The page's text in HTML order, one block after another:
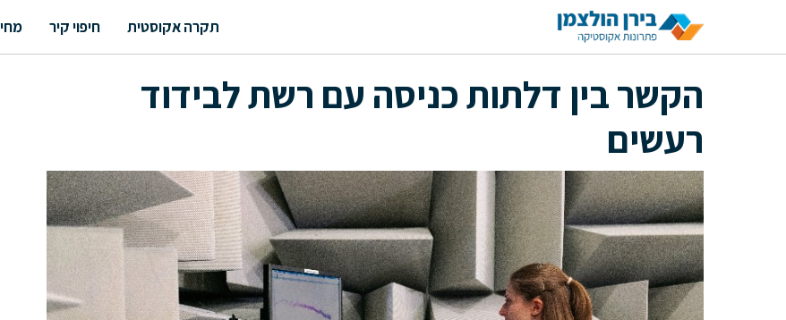
תקרה אקוסטית חיפוי קיר
הקשר בין דלתות כניסה עם רשת לבידוד
רעשים